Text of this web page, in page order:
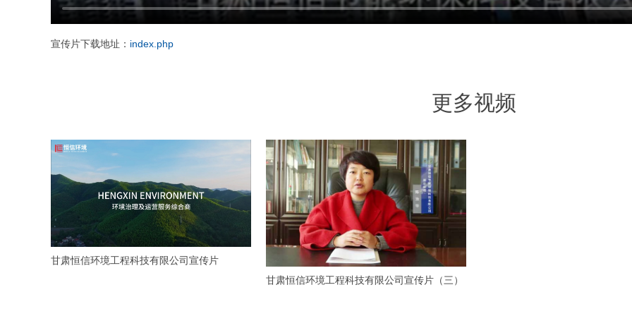
宣传片下载地址： index.php
更多视频
甘肃恒信环境工程科技有限公司宣传片
甘肃恒信环境工程科技有限公司宣传片（三）